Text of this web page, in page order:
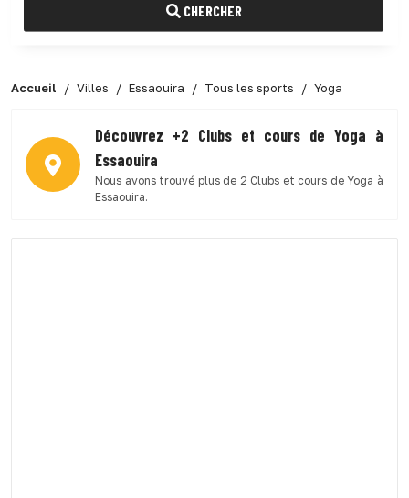
CHERCHER
Accueil Villes Essaouira Tous les sports Yoga
Découvrez +2 Clubs et cours de Yoga à
Essaouira
Nous avons trouvé plus de 2 Clubs et cours de Yoga à
Essaouira.